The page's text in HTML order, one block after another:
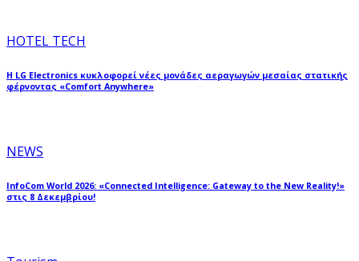
HOTEL TECH
Η LG Electronics κυκλοφορεί νέες μονάδες αεραγωγών μεσαίας στατικής
φέρνοντας «Comfort Anywhere»
NEWS
InfoCom World 2026: «Connected Intelligence: Gateway to the New Reality!»
στις 8 Δεκεμβρίου!